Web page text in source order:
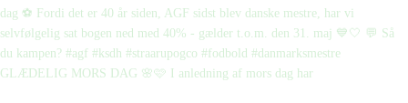
GLÆDELIG MORS DAG 🌸🩷 I anledning af mors dag har